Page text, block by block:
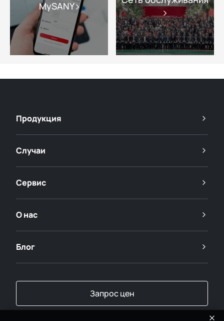
MySANY
Продукция
Случаи
Сервис
О нас
Блог
Запрос цен